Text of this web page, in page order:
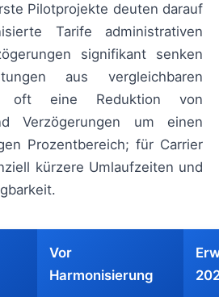
Pilotprojekte deuten darauf
Tarife administrativen
signifikant senken
aus vergleichbaren
oft eine Reduktion von
Verzögerungen um einen
Prozentbereich; für Carrier
kürzere Umlaufzeiten und
Vor
Harmonisierung